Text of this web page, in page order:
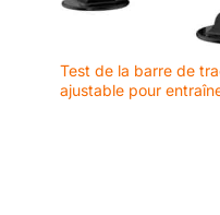
Test de la barre de
ajustable pour